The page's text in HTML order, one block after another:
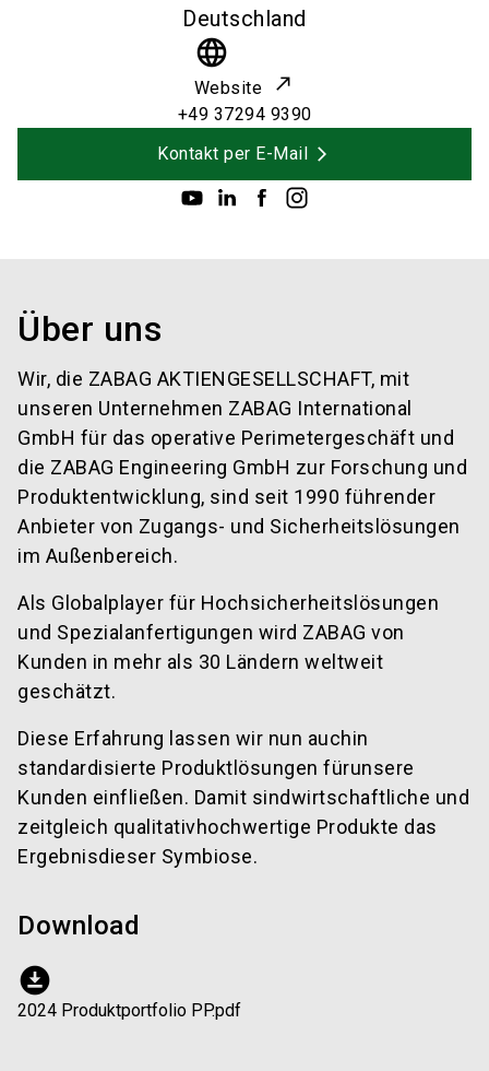
Deutschland
language
Website
+49 37294 9390
Kontakt per E-Mail
Über uns
Wir, die ZABAG AKTIENGESELLSCHAFT, mit
unseren Unternehmen ZABAG International
GmbH für das operative Perimetergeschäft und
die ZABAG Engineering GmbH zur Forschung und
Produktentwicklung, sind seit 1990 führender
Anbieter von Zugangs- und Sicherheitslösungen
im Außenbereich.
Als Globalplayer für Hochsicherheitslösungen
und Spezialanfertigungen wird ZABAG von
Kunden in mehr als 30 Ländern weltweit
geschätzt.
Diese Erfahrung lassen wir nun auchin
standardisierte Produktlösungen fürunsere
Kunden einfließen. Damit sindwirtschaftliche und
zeitgleich qualitativhochwertige Produkte das
Ergebnisdieser Symbiose.
Download
download_for_offline
2024 Produktportfolio PP.pdf